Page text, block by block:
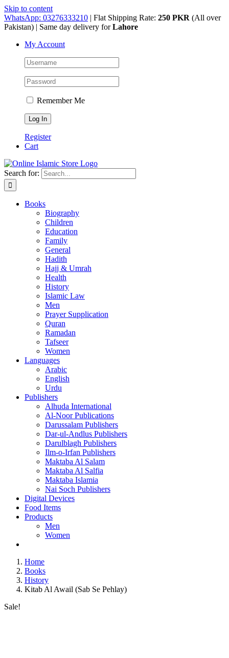
Skip to content
WhatsApp: 03276333210 | Flat Shipping Rate: 250 PKR (All over
Pakistan) | Same day delivery forLahore
My Account
Remember Me
Register
Cart
Search for:
Books
Biography
Children
Education
Family
General
Hadith
Hajj & Umrah
Health
History
Islamic Law
Men
Prayer Supplication
Quran
Ramadan
Tafseer
Women
Languages
Arabic
English
Urdu
Publishers
Alhuda International
Al-Noor Publications
Darussalam Publishers
Dar-ul-Andlus Publishers
Darulblagh Publishers
Ilm-o-Irfan Publishers
Maktaba Al Salam
Maktaba Al Salfia
Maktaba Islamia
Nai Soch Publishers
Digital Devices
Food Items
Products
Men
Women
Home
Books
History
Kitab Al Awail (Sab Se Pehlay)
Sale!